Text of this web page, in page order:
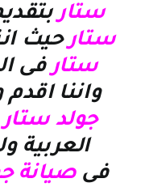
ستار
ستار حيث
ستار فى
واننا
جولد ستار
العربية
فىصيانة